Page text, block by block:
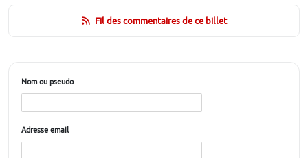
Fil des commentaires de ce billet
Nom ou pseudo
Adresse email